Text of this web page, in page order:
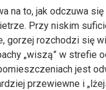
na to, jak odczuwa
Przy niskim
gorzej rozchodzi się
„wiszą” w strefie
jest
przewiewne i